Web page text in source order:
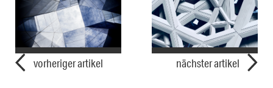
vorheriger artikel nächster artikel